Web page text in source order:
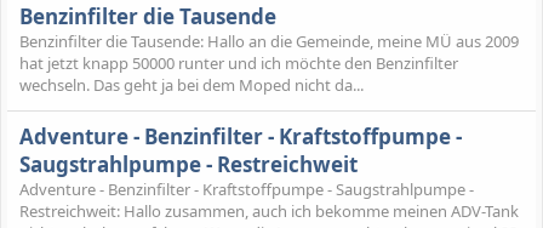
Benzinfilter die Tausende
Benzinfilter die Tausende: Hallo an die Gemeinde, meine MÜ aus 2009
hat jetzt knapp 50000 runter und ich möchte den Benzinfilter
wechseln. Das geht ja bei dem Moped nicht da...
Adventure - Benzinfilter - Kraftstoffpumpe -
Saugstrahlpumpe - Restreichweit
Adventure - Benzinfilter - Kraftstoffpumpe - Saugstrahlpumpe -
Restreichweit: Hallo zusammen, auch ich bekomme meinen ADV-Tank